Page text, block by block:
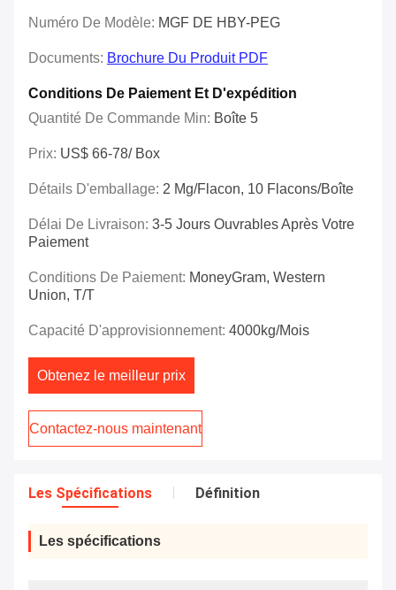
Numéro De Modèle: MGF DE HBY-PEG
Documents: Brochure Du Produit PDF
Conditions De Paiement Et D'expédition
Quantité De Commande Min: Boîte 5
Prix: US$ 66-78/ Box
Détails D'emballage: 2 Mg/flacon, 10 Flacons/boîte
Délai De Livraison: 3-5 Jours Ouvrables Après Votre
Paiement
Conditions De Paiement: MoneyGram, Western
Union, T/T
Capacité D'approvisionnement: 4000kg/mois
Obtenez le meilleur prix
Contactez-nous maintenant
Les Spécifications Définition
Les spécifications